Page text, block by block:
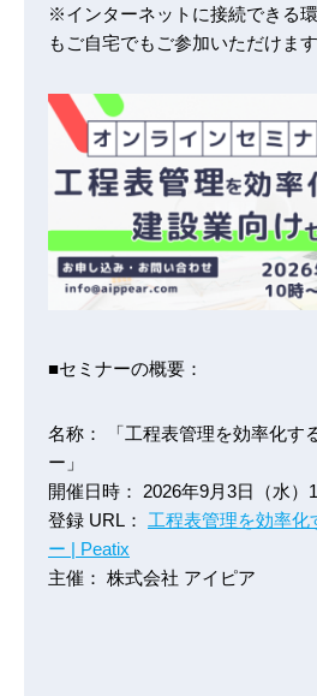
※インターネットに接続できる
もご自宅でもご参加いただけます
■セミナーの概要：
名称： 「工程表管理を効率化す
ー」
開催日時： 2026年9月3日（水）
登録 URL： 工程表管理を効率化
ー | Peatix
主催： 株式会社 アイピア